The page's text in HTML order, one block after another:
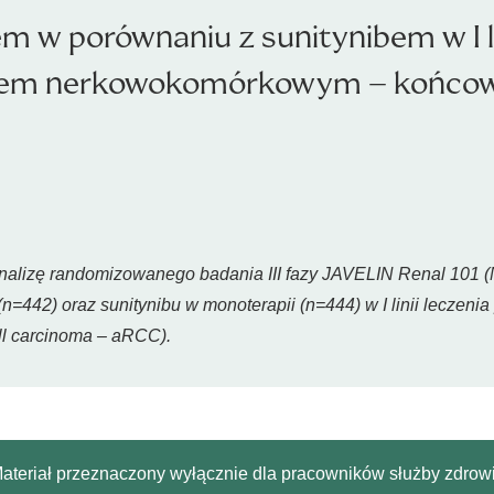
w porównaniu z sunitynibem w I
nerkowokomórkowym –
randomizowanego badania III fazy JAVELIN Renal 101
oraz sunitynibu w monoterapii (n=444) w I linii
carcinoma – aRCC).
przeznaczony wyłącznie dla pracowników służby